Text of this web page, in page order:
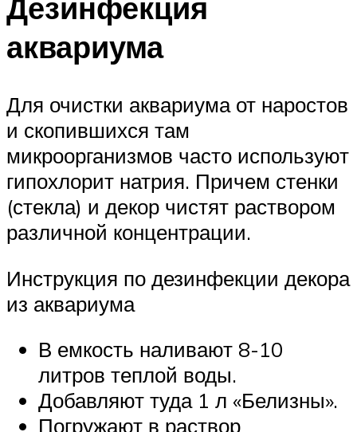
аквариума
Для очистки аквариума от наростов
и скопившихся там
микроорганизмов часто используют
гипохлорит натрия. Причем стенки
(стекла) и декор чистят раствором
различной концентрации.
Инструкция по дезинфекции декора
из аквариума
В емкость наливают 8-10
литров теплой воды.
Добавляют туда 1 л «Белизны».
Погружают в раствор